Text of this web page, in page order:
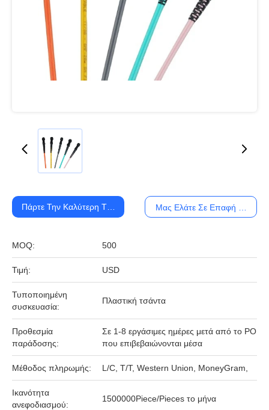
MOQ: 500
Τιμή: USD
Τυποποιημένη
συσκευασία:
Πλαστική τσάντα
Προθεσμία
παράδοσης:
Σε 1-8 εργάσιμες ημέρες μετά από το PO
που επιβεβαιώνονται μέσα
Μέθοδος πληρωμής: L/C, T/T, Western Union, MoneyGram,
Ικανότητα
ανεφοδιασμού:
1500000Piece/Pieces το μήνα
Πάρτε Την Καλύτερη Τιμή Μας Ελάτε Σε Επαφή Με